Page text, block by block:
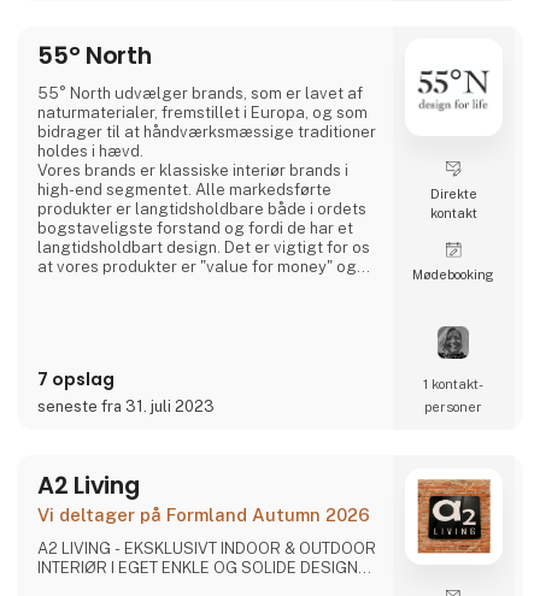
55° North
55° North udvælger brands, som er lavet af
naturmaterialer, fremstillet i Europa, og som
bidrager til at håndværksmæssige traditioner
holdes i hævd.
Vores brands er klassiske interiør brands i
high-end segmentet. Alle markedsførte
produkter er langtidsholdbare både i ordets
bogstaveligste forstand og fordi de har et
langtidsholdbart design. Det er vigtigt for os
at vores produkter er "value for money" og
7 opslag
seneste fra 31. juli 2023
Direkte
kontakt
Møde­booking
1 kontakt­
personer
A2 Living
Vi deltager på Formland Autumn 2026
A2 LIVING - EKSKLUSIVT INDOOR & OUTDOOR
INTERIØR I EGET ENKLE OG SOLIDE DESIGN...